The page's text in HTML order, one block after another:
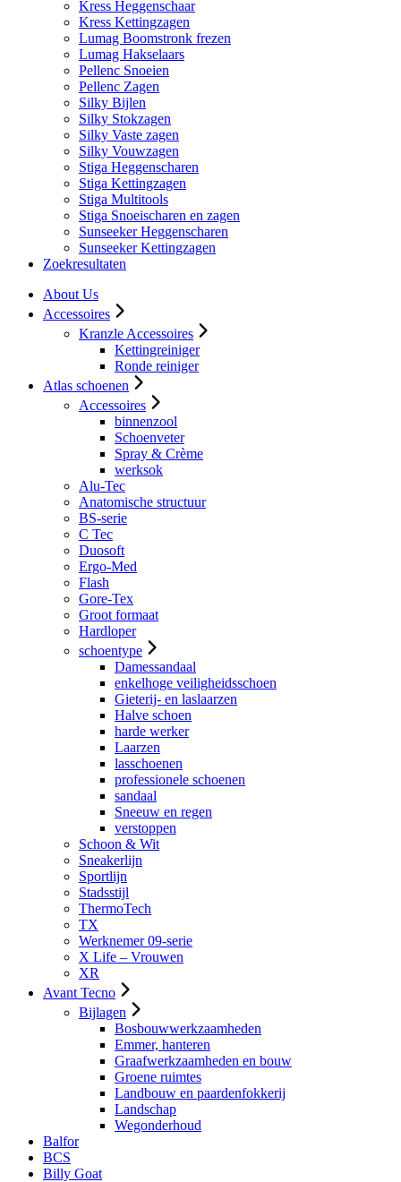
Kress Heggenschaar
Kress Kettingzagen
Lumag Boomstronk frezen
Lumag Hakselaars
Pellenc Snoeien
Pellenc Zagen
Silky Bijlen
Silky Stokzagen
Silky Vaste zagen
Silky Vouwzagen
Stiga Heggenscharen
Stiga Kettingzagen
Stiga Multitools
Stiga Snoeischaren en zagen
Sunseeker Heggenscharen
Sunseeker Kettingzagen
Zoekresultaten
About Us
Accessoires
Kranzle Accessoires
Kettingreiniger
Ronde reiniger
Atlas schoenen
Accessoires
binnenzool
Schoenveter
Spray & Crème
werksok
Alu-Tec
Anatomische structuur
BS-serie
C Tec
Duosoft
Ergo-Med
Flash
Gore-Tex
Groot formaat
Hardloper
schoentype
Damessandaal
enkelhoge veiligheidsschoen
Gieterij- en laslaarzen
Halve schoen
harde werker
Laarzen
lasschoenen
professionele schoenen
sandaal
Sneeuw en regen
verstoppen
Schoon & Wit
Sneakerlijn
Sportlijn
Stadsstijl
ThermoTech
TX
Werknemer 09-serie
X Life – Vrouwen
XR
Avant Tecno
Bijlagen
Bosbouwwerkzaamheden
Emmer, hanteren
Graafwerkzaamheden en bouw
Groene ruimtes
Landbouw en paardenfokkerij
Landschap
Wegonderhoud
Balfor
BCS
Billy Goat